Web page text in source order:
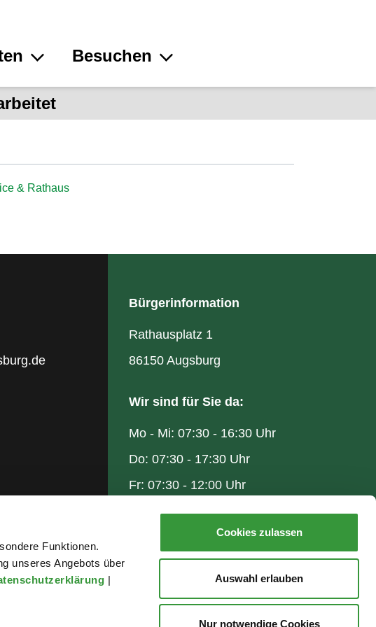
Funktionen.
unseres Angebots über
|
Cookies zulassen
Auswahl erlauben
Nur notwendige Cookies
Besuchen
& Rathaus
Bürgerinformation
Rathausplatz 1
86150 Augsburg
Wir sind für Sie da:
Mo - Mi: 07:30 - 16:30 Uhr
Do: 07:30 - 17:30 Uhr
Fr: 07:30 - 12:00 Uhr